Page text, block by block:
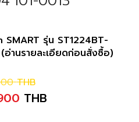
รุ่น ST1224BT-
อ่านรายละเอียดก่อนสั่งซื้อ)
THB
THB